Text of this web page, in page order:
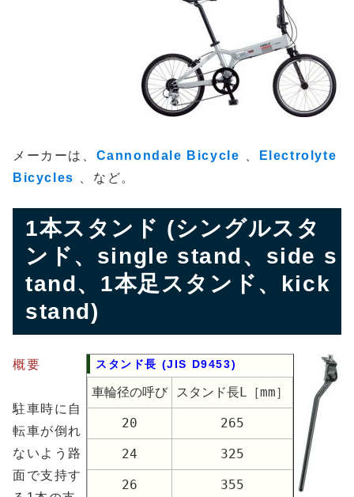
メーカーは、 Cannondale Bicycle
Electrolyte
Bicycles
、など。
1本スタンド (シングルスタ
ンド、single stand、side s
tand、1本足スタンド、kick
stand)
スタンド長 (JIS D9453)
車輪径の呼び スタンド長L［mm］
20 265
24 325
26 355
概要
駐車時に自
転車が倒れ
ないよう路
面で支持す